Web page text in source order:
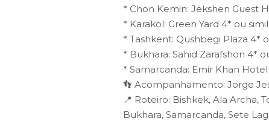
* Chon Kemin: Jekshen Guest
* Karakol: Green Yard 4* ou
* Tashkent: Qushbegi Plaza 4*
* Bukhara: Sahid Zarafshon 4*
* Samarcanda: Emir Khan
👣 Acompanhamento: Jorge
📍 Roteiro: Bishkek, Ala Archa,
Bukhara, Samarcanda, Sete